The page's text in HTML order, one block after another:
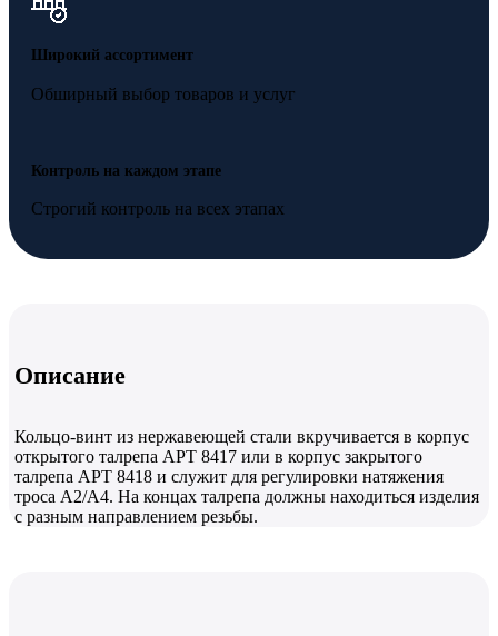
Широкий ассортимент
Обширный выбор товаров и услуг
Контроль на каждом этапе
Строгий контроль на всех этапах
Описание
Кольцо-винт из нержавеющей стали вкручивается в корпус
открытого талрепа АРТ 8417 или в корпус закрытого
талрепа АРТ 8418 и служит для регулировки натяжения
троса А2/А4. На концах талрепа должны находиться изделия
с разным направлением резьбы.